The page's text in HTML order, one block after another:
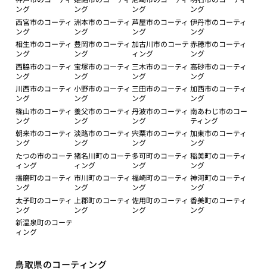
ング
ング
ング
ング
西宮市のコーティ
ング
洲本市のコーティ
ング
芦屋市のコーティ
ング
伊丹市のコーティ
ング
相生市のコーティ
ング
豊岡市のコーティ
ング
加古川市のコーテ
ィング
赤穂市のコーティ
ング
西脇市のコーティ
ング
宝塚市のコーティ
ング
三木市のコーティ
ング
高砂市のコーティ
ング
川西市のコーティ
ング
小野市のコーティ
ング
三田市のコーティ
ング
加西市のコーティ
ング
篠山市のコーティ
ング
養父市のコーティ
ング
丹波市のコーティ
ング
南あわじ市のコー
ティング
朝来市のコーティ
ング
淡路市のコーティ
ング
宍粟市のコーティ
ング
加東市のコーティ
ング
たつの市のコーテ
ィング
猪名川町のコーテ
ィング
多可町のコーティ
ング
稲美町のコーティ
ング
播磨町のコーティ
ング
市川町のコーティ
ング
福崎町のコーティ
ング
神河町のコーティ
ング
太子町のコーティ
ング
上郡町のコーティ
ング
佐用町のコーティ
ング
香美町のコーティ
ング
新温泉町のコーテ
ィング
鳥取県のコーティング